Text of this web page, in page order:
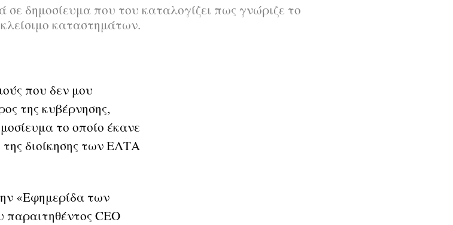
δημοσίευμα που του καταλογίζει πως γνώριζε το
καταστημάτων.
που δεν μου
της κυβέρνησης,
το οποίο έκανε
διοίκησης των ΕΛΤΑ
«Εφημερίδα των
παραιτηθέντος CEO